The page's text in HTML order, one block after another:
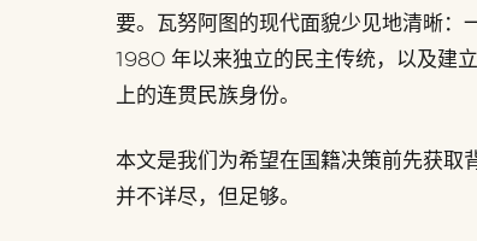
要。瓦努阿图的现代面貌少见地清晰：
1980 年以来独立的民主传统，以及建
上的连贯民族身份。
本文是我们为希望在国籍决策前先获取
并不详尽，但足够。